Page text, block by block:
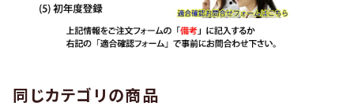
同じカテゴリの商品